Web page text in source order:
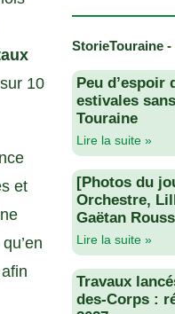
10
et
StorieTouraine
Peu d’espoir
estivales
Touraine
Lire la suite »
[Photos du
Orchestre,
Gaëtan
Lire la suite »
Travaux
des-Corps :